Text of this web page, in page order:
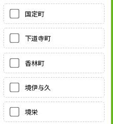
国定町
下道寺町
香林町
境伊与久
境栄